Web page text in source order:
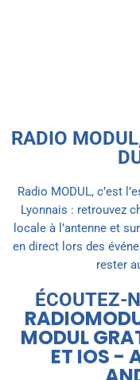
RADIO
Radio MODUL, c’est
Lyonnais : retrouvez
locale à l’antenne et
en direct lors des
rester
ÉCOUTEZ-
MODUL
ET IOS -